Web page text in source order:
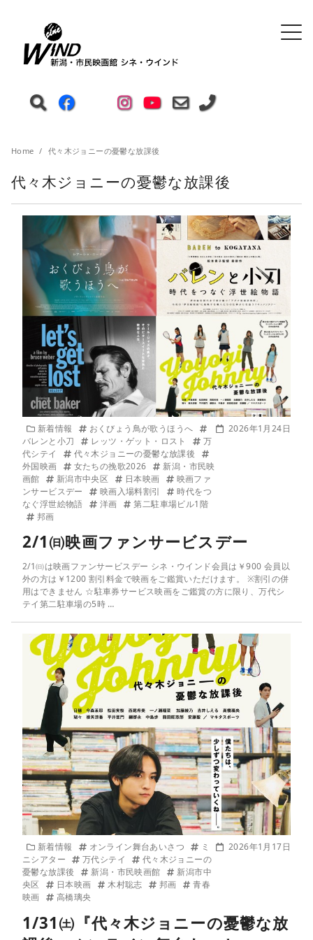
Home 代々木ジョニーの憂鬱な放課後
代々木ジョニーの憂鬱な放課後
新着情報
おくびょう鳥が歌うほうへ
バレンと小刀
レッツ・ゲット・ロスト
万
代シテイ
代々木ジョニーの憂鬱な放課後
外国映画
女たちの挽歌2026
新潟・市民映
画館
新潟市中央区 日本映画
映画ファ
ンサービスデー
映画入場料割引
時代をつ
なぐ浮世絵物語
洋画
第二駐車場ビル1階
邦画
2026年1月24日
2/1㈰映画ファンサービスデー
2/1㈰は映画ファンサービスデー シネ・ウインド会員は￥900 会員以
外の方は￥1200 割引料金で映画をご鑑賞いただけます。 ※割引の併
用はできません ☆駐車券サービス映画をご鑑賞の方に限り、万代シ
テイ第二駐車場の5時 …
新着情報 オンライン舞台あいさつ
ミ
ニシアター
万代シテイ
代々木ジョニーの
憂鬱な放課後
新潟・市民映画館
新潟市中
央区
日本映画 木村聡志 邦画
青春
映画
高橋璃央
2026年1月17日
1/31㈯『代々木ジョニーの憂鬱な放